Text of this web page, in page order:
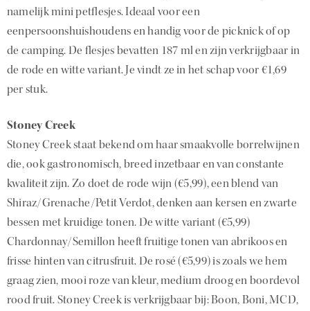
namelijk mini petflesjes. Ideaal voor een
eenpersoonshuishoudens en handig voor de picknick of op
de camping. De flesjes bevatten 187 ml en zijn verkrijgbaar in
de rode en witte variant. Je vindt ze in het schap voor €1,69
per stuk.
Stoney Creek
Stoney Creek staat bekend om haar smaakvolle borrelwijnen
die, ook gastronomisch, breed inzetbaar en van constante
kwaliteit zijn. Zo doet de rode wijn (€5,99), een blend van
Shiraz/Grenache/Petit Verdot, denken aan kersen en zwarte
bessen met kruidige tonen. De witte variant (€5,99)
Chardonnay/Semillon heeft fruitige tonen van abrikoos en
frisse hinten van citrusfruit. De rosé (€5,99) is zoals we hem
graag zien, mooi roze van kleur, medium droog en boordevol
rood fruit. Stoney Creek is verkrijgbaar bij: Boon, Boni, MCD,